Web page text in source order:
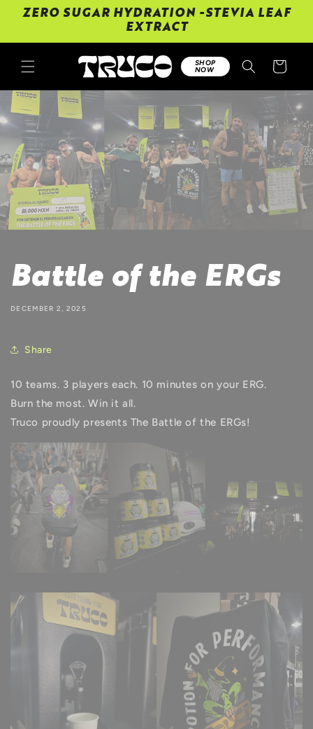
Skip to
ZERO SUGAR HYDRATION -STEVIA LEAF
EXTRACT
SHOP
NOW Cart
Battle of the ERGs
DECEMBER 2, 2025
Share
10 teams. 3 players each. 10 minutes on your ERG.
Burn the most. Win it all.
Truco proudly presents The Battle of the ERGs!